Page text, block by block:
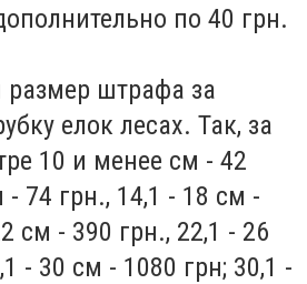
по 40 грн.
размер штрафа за
елок лесах. Так, за
10 и менее см - 42
- 74 грн., 14,1 - 18 см -
см - 390 грн., 22,1 - 26
- 30 см - 1080 грн; 30,1 -